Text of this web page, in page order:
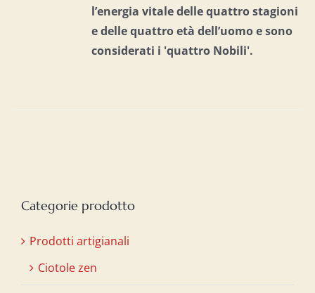
l’energia vitale delle quattro stagioni
e delle quattro età dell’uomo esono
considerati i 'quattro Nobili'.
Categorie prodotto
Prodotti artigianali
Ciotole zen